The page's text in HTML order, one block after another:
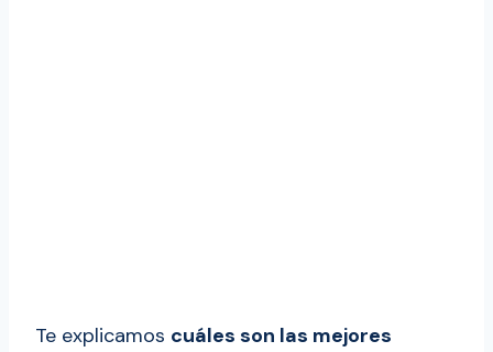
Te explicamos cuáles son las mejores